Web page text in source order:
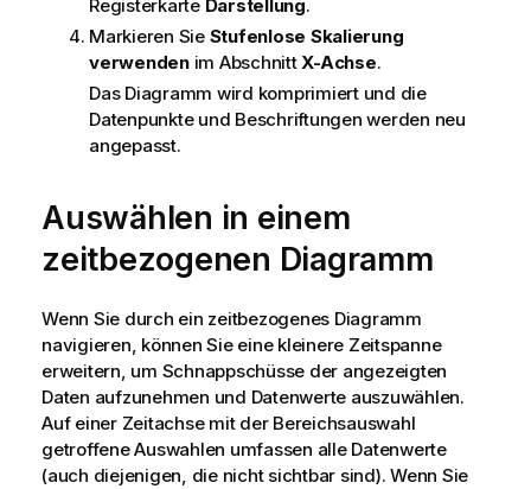
Registerkarte Darstellung.
Markieren Sie Stufenlose Skalierung
verwendenim AbschnittX-Achse.
Das Diagramm wird komprimiert und die
Datenpunkte und Beschriftungen werden neu
angepasst.
Auswählen in einem
zeitbezogenen Diagramm
Wenn Sie durch ein zeitbezogenes Diagramm
navigieren, können Sie eine kleinere Zeitspanne
erweitern, um Schnappschüsse der angezeigten
Daten aufzunehmen und Datenwerte auszuwählen.
Auf einer Zeitachse mit der Bereichsauswahl
getroffene Auswahlen umfassen alle Datenwerte
(auch diejenigen, die nicht sichtbar sind). Wenn Sie